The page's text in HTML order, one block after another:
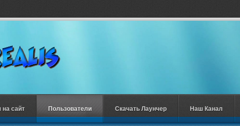
на сайт Пользователи Скачать Лаунчер Наш Канал